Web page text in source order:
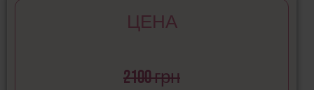
ЦЕНА
2100 грн